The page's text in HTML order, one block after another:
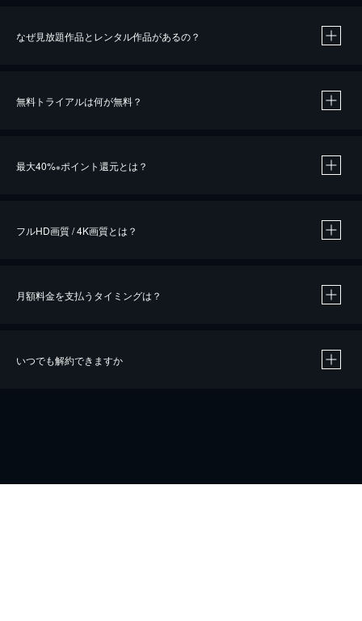
なぜ見放題作品とレンタル作品があるの？
無料トライアルは何が無料？
最大40%※ポイント還元とは？
※40％ポイント還元の対象は、クレジットカード決済による作品の購入 / レンタルです。
フルHD画質 / 4K画質とは？
月額料金を支払うタイミングは？
いつでも解約できますか